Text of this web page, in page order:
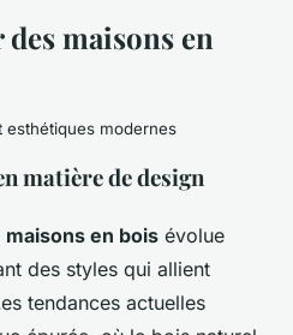
maisons en
esthétiques modernes
matière de design
maisons en bois évolue
des styles qui allient
tendances actuelles